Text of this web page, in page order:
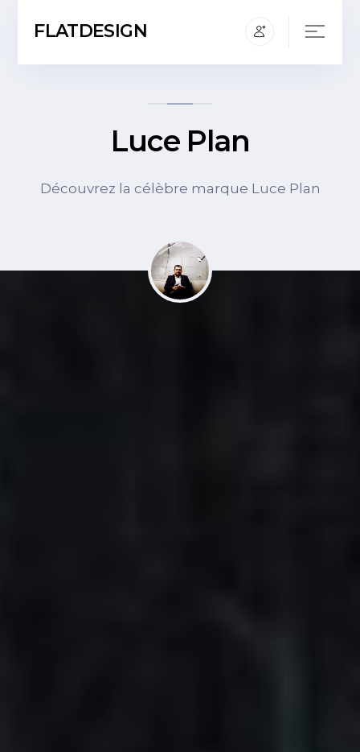
FLATDESIGN
Luce Plan
Découvrez la célèbre marque Luce Plan